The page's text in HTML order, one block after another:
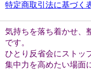
特定商取引法に基づく
気持ちを落ち着かせ、
です。
ひとり反省会にストッ
集中力を高めたい場面